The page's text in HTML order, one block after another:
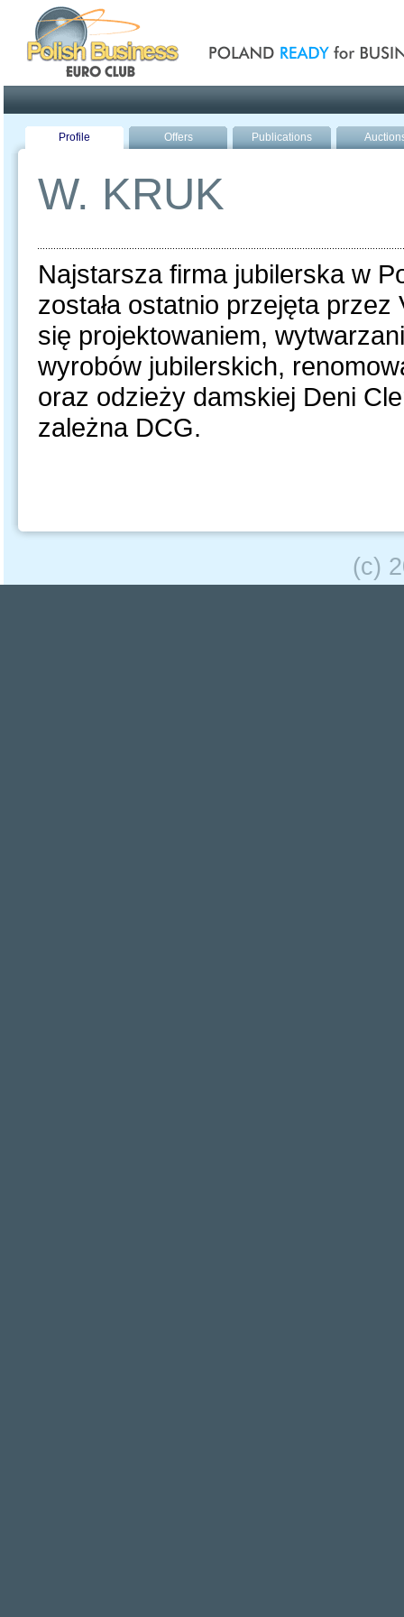
Profile Offers Publications
W. KRUK
Najstarsza firma jubilerska w
została ostatnio przejęta
się projektowaniem,
wyrobów jubilerskich,
oraz odzieży damskiej Deni
zależna DCG.
(c)